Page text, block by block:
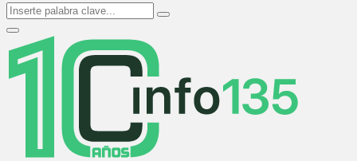
Search
for:
Search
Primary
Menu